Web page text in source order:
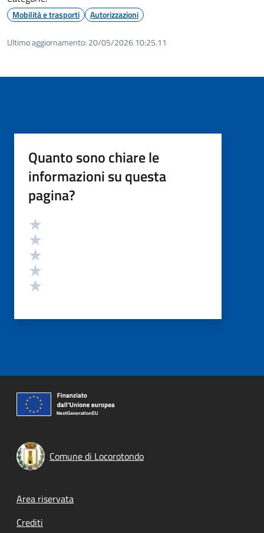
Mobilità e trasporti Autorizzazioni
Ultimo aggiornamento: 20/05/2026 10:25.11
Quanto sono chiare le
informazioni su questa
pagina?
Valutazione
Comune di Locorotondo
Footer menu
Area riservata
Crediti